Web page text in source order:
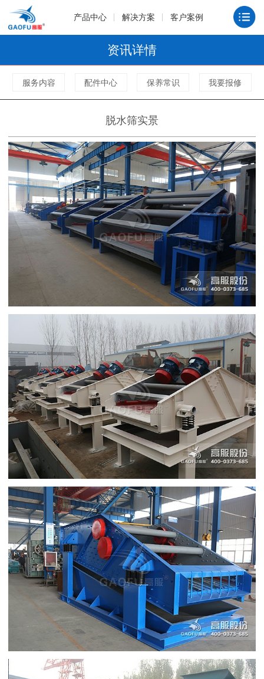
产品中心 解决方案 客户案例
资讯详情
服务内容 配件中心 保养常识 我要报修
脱水筛实景